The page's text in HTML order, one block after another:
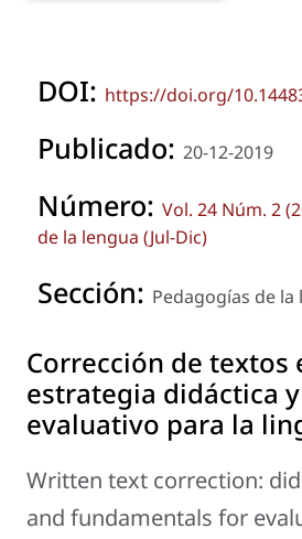
DOI: https://doi.org/
Publicado: 20-12-2019
Número: Vol. 24 Núm. 2
de la lengua (Jul-Dic)
Sección: Pedagogías de la
Corrección de textos
estrategia didáctica
evaluativo para la
Written text correction:
and fundamentals for